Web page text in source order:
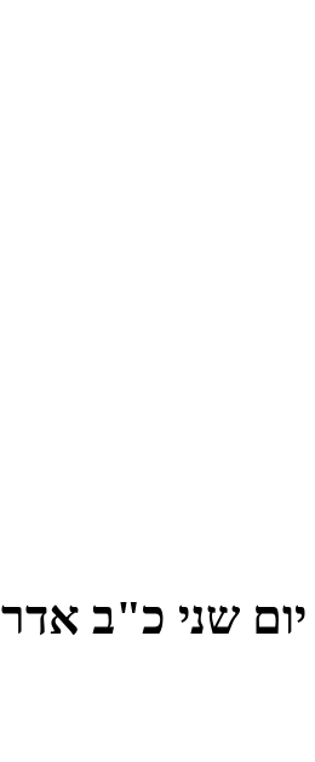
שני כ"ב אדר